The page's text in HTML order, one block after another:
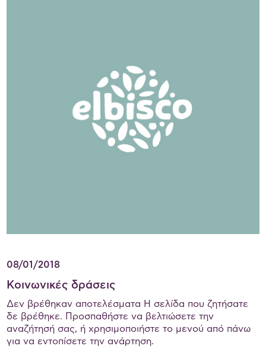
08/01/2018
Κοινωνικές δράσεις
Δεν βρέθηκαν αποτελέσματα Η σελίδα που ζητήσατε
δε βρέθηκε. Προσπαθήστε να βελτιώσετε την
αναζήτησή σας, ή χρησιμοποιήστε το μενού από πάνω
για να εντοπίσετε την ανάρτηση.